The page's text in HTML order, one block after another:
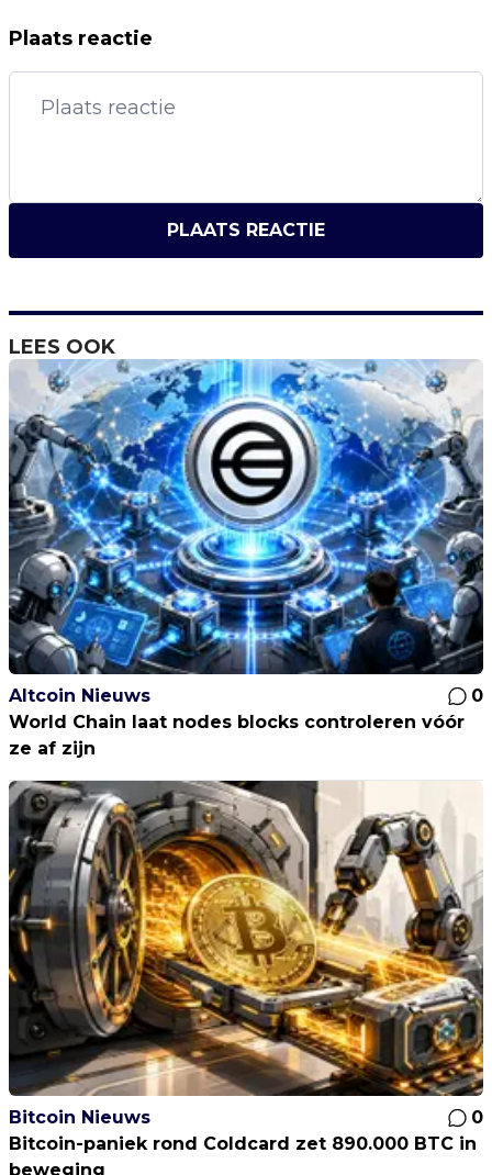
Plaats reactie
PLAATS REACTIE
LEES OOK
Altcoin Nieuws
0
World Chain laat nodes blocks controleren vóór
ze af zijn
Bitcoin Nieuws
0
Bitcoin-paniek rond Coldcard zet 890.000 BTC in
beweging